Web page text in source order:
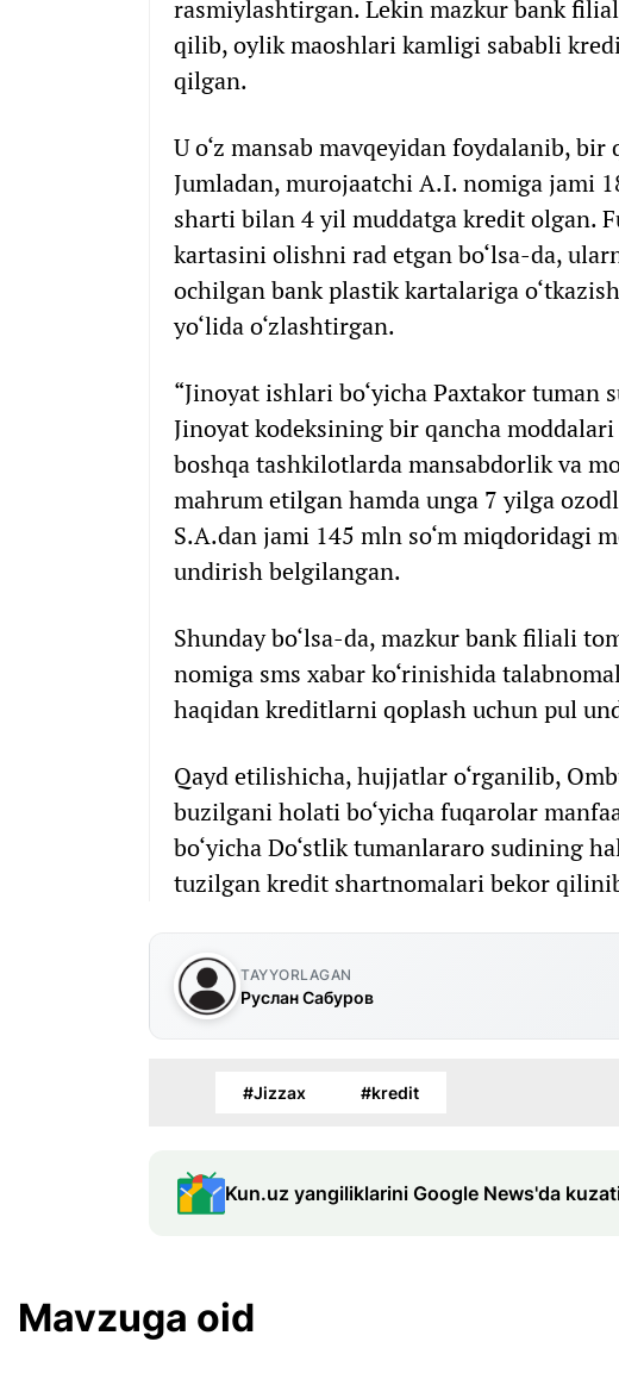
rasmiylashtirgan. Lekin mazkur bank
qilib, oylik maoshlari kamligi sababli
qilgan.
U o‘z mansab mavqeyidan foydalanib,
Jumladan, murojaatchi A.I. nomiga jami
sharti bilan 4 yil muddatga kredit olgan.
kartasini olishni rad etgan bo‘lsa-da,
ochilgan bank plastik kartalariga
yo‘lida o‘zlashtirgan.
“Jinoyat ishlari bo‘yicha Paxtakor tuman
Jinoyat kodeksining bir qancha
boshqa tashkilotlarda mansabdorlik va
mahrum etilgan hamda unga 7 yilga
S.A.dan jami 145 mln so‘m miqdoridagi
undirish belgilangan.
Shunday bo‘lsa-da, mazkur bank filiali
nomiga sms xabar ko‘rinishida
haqidan kreditlarni qoplash uchun pul
Qayd etilishicha, hujjatlar o‘rganilib,
buzilgani holati bo‘yicha fuqarolar
bo‘yicha Do‘stlik tumanlararo sudining
tuzilgan kredit shartnomalari bekor
TAYYORLAGAN
Руслан Сабуров
#Jizzax #kredit
Kun.uz yangiliklarini Google News'da
Mavzuga oid